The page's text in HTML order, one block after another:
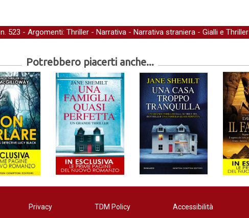
n. 523 - Argomenti: Thriller - Narrativa - Narrativa straniera - Gialli e Thriller
Potrebbero piacerti anche...
Privacy TDM Policy Accessibilità